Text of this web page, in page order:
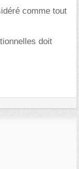
comme tout
doit